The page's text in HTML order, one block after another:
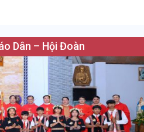
Dân – Hội Đoàn